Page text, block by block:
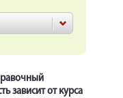
зависит от курса